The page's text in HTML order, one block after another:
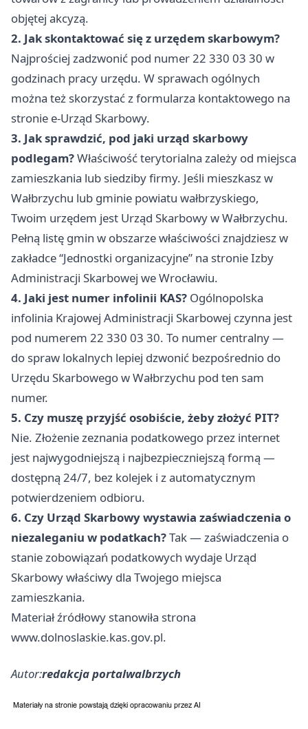
objętej akcyzą.
2. Jak skontaktować się z urzędem skarbowym?
Najprościej zadzwonić pod numer 22 330 03 30 w
godzinach pracy urzędu. W sprawach ogólnych
można też skorzystać z formularza kontaktowego na
stronie e-Urząd Skarbowy.
3. Jak sprawdzić, pod jaki urząd skarbowy
podlegam?Właściwość terytorialna zależy od miejsca
zamieszkania lub siedziby firmy. Jeśli mieszkasz w
Wałbrzychu lub gminie powiatu wałbrzyskiego,
Twoim urzędem jest Urząd Skarbowy w Wałbrzychu.
Pełną listę gmin w obszarze właściwości znajdziesz w
zakładce “Jednostki organizacyjne” na stronie Izby
Administracji Skarbowej we Wrocławiu.
4. Jaki jest numer infolinii KAS? Ogólnopolska
infolinia Krajowej Administracji Skarbowej czynna jest
pod numerem 22 330 03 30. To numer centralny —
do spraw lokalnych lepiej dzwonić bezpośrednio do
Urzędu Skarbowego w Wałbrzychu pod ten sam
numer.
5. Czy muszę przyjść osobiście, żeby złożyć PIT?
Nie. Złożenie zeznania podatkowego przez internet
jest najwygodniejszą i najbezpieczniejszą formą —
dostępną 24/7, bez kolejek i z automatycznym
potwierdzeniem odbioru.
6. Czy Urząd Skarbowy wystawia zaświadczenia o
niezaleganiu w podatkach?Tak — zaświadczenia o
stanie zobowiązań podatkowych wydaje Urząd
Skarbowy właściwy dla Twojego miejsca
zamieszkania.
Materiał źródłowy stanowiła strona
www.dolnoslaskie.kas.gov.pl.
Autor:redakcja portalwalbrzych